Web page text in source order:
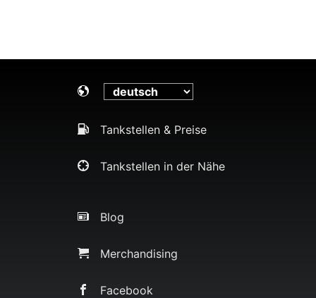
Tankstellen & Preise
Tankstellen in der Nähe
Blog
Merchandising
Facebook